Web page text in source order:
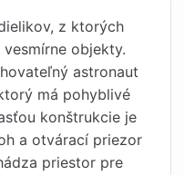
z ktorých
objekty.
astronaut
má pohyblivé
konštrukcie je
a otvárací priezor
priestor pre